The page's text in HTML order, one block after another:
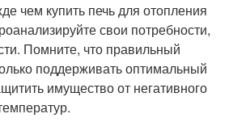
чем купить печь для отопления
свои потребности,
Помните, что правильный
поддерживать оптимальный
имущество от негативного